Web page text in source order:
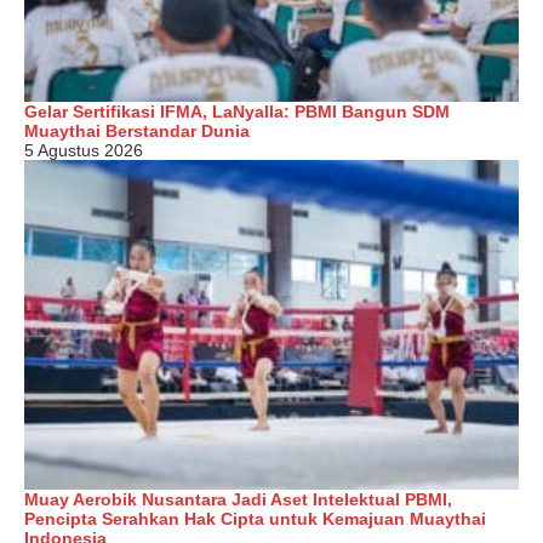
Gelar Sertifikasi IFMA, LaNyalla: PBMI Bangun SDM
Muaythai Berstandar Dunia
5 Agustus 2026
Muay Aerobik Nusantara Jadi Aset Intelektual PBMI,
Pencipta Serahkan Hak Cipta untuk Kemajuan Muaythai
Indonesia